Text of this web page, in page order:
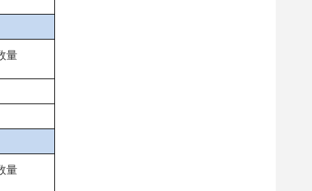
量
量